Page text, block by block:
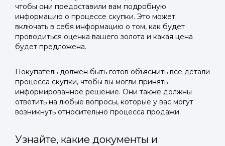
чтобы они предоставили вам подробную
информацию о процессе скупки. Это может
включать в себя информацию о том, как будет
проводиться оценка вашего золота и какая цена
будет предложена.
Покупатель должен быть готов объяснить все детали
процесса скупки, чтобы вы могли принять
информированное решение. Они также должны
ответить на любые вопросы, которые у вас могут
возникнуть относительно процесса продажи.
Узнайте, какие документы и